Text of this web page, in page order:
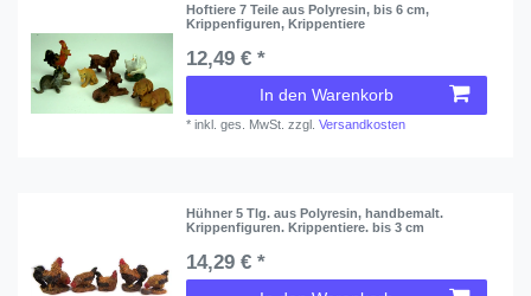
Hoftiere 7 Teile aus Polyresin, bis 6 cm,
Krippenfiguren, Krippentiere
12,49 € *
In den Warenkorb
*inkl. ges. MwSt. zzgl.Versandkosten
Hühner 5 Tlg. aus Polyresin, handbemalt.
Krippenfiguren. Krippentiere. bis 3 cm
14,29 € *